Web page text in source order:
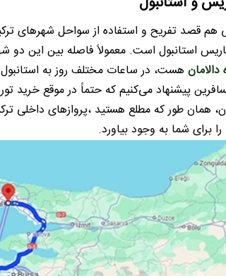
هم قصد تفریح و استفاده از سواحل شهرهای
استانبول است. معمولاً فاصله بین این
دالامان هست، در ساعات مختلف روز به
پیشنهاد می‌کنیم که حتماً در موقع خرید
برای شما به وجود بیاورد.